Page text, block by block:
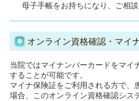
母子手帳をお持ちになり、ご相談
オンライン資格確認・マイ
当院ではマイナンバーカードをマイ
することが可能です。
マイナ保険証をご利用される方で、
場合、このオンライン資格確認シス